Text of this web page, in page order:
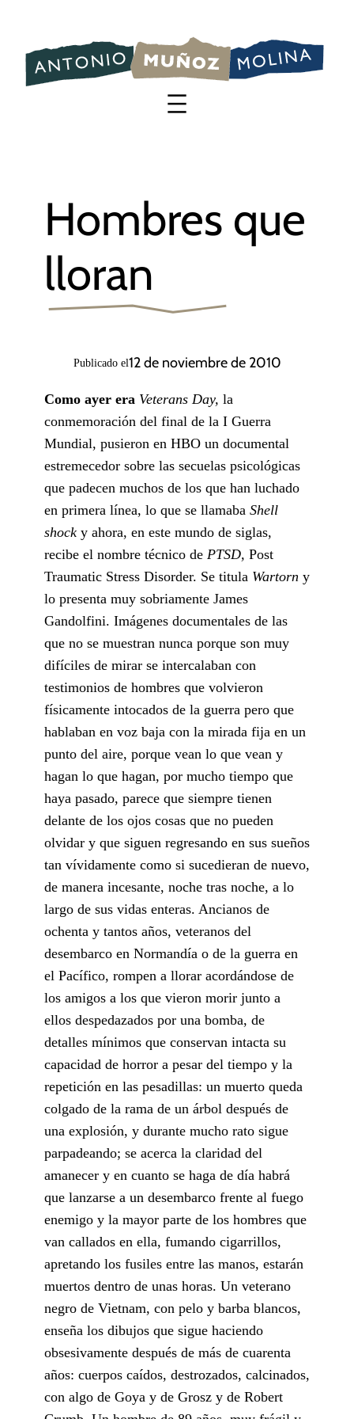
contenido
Hombres que
lloran
Publicado el12 de noviembre de 2010
Como ayer era Veterans Day, la
conmemoración del final de la I Guerra
Mundial, pusieron en HBO un documental
estremecedor sobre las secuelas psicológicas
que padecen muchos de los que han luchado
en primera línea, lo que se llamaba Shell
shock y ahora, en este mundo de siglas,
recibe el nombre técnico de PTSD, Post
Traumatic Stress Disorder. Se titula Wartorn y
lo presenta muy sobriamente James
Gandolfini. Imágenes documentales de las
que no se muestran nunca porque son muy
difíciles de mirar se intercalaban con
testimonios de hombres que volvieron
físicamente intocados de la guerra pero que
hablaban en voz baja con la mirada fija en un
punto del aire, porque vean lo que vean y
hagan lo que hagan, por mucho tiempo que
haya pasado, parece que siempre tienen
delante de los ojos cosas que no pueden
olvidar y que siguen regresando en sus sueños
tan vívidamente como si sucedieran de nuevo,
de manera incesante, noche tras noche, a lo
largo de sus vidas enteras. Ancianos de
ochenta y tantos años, veteranos del
desembarco en Normandía o de la guerra en
el Pacífico, rompen a llorar acordándose de
los amigos a los que vieron morir junto a
ellos despedazados por una bomba, de
detalles mínimos que conservan intacta su
capacidad de horror a pesar del tiempo y la
repetición en las pesadillas: un muerto queda
colgado de la rama de un árbol después de
una explosión, y durante mucho rato sigue
parpadeando; se acerca la claridad del
amanecer y en cuanto se haga de día habrá
que lanzarse a un desembarco frente al fuego
enemigo y la mayor parte de los hombres que
van callados en ella, fumando cigarrillos,
apretando los fusiles entre las manos, estarán
muertos dentro de unas horas. Un veterano
negro de Vietnam, con pelo y barba blancos,
enseña los dibujos que sigue haciendo
obsesivamente después de más de cuarenta
años: cuerpos caídos, destrozados, calcinados,
con algo de Goya y de Grosz y de Robert